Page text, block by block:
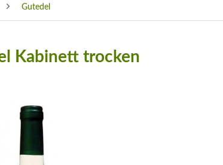
Gutedel
Kabinett trocken